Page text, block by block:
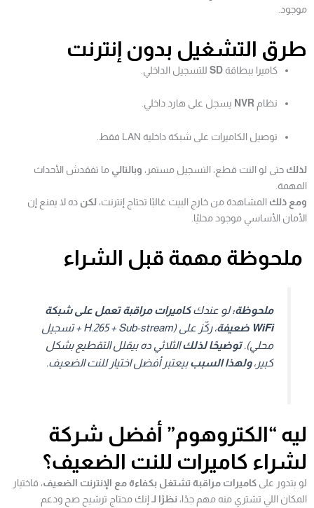
موجود.
طرق التشغيل بدون إنترنت
كاميرا ببطاقةSD للتسجيل الداخلي.
نظام NVR يسجل على هارد داخلي.
توصيل الكاميرات على شبكة داخلية LAN فقط.
لذلك حتى لو النت قطع، التسجيل مستمر، وبالتالي ما تفقدش الأحداث
المهمة.
ومع ذلك المشاهدة من خارج البيت غالبًا تحتاج إنترنت، لكن ده لا يمنع إن
الأمان الأساسي موجود محليًا.
ملحوظة مهمة قبل الشراء
ملحوظة:لو عندككاميرات مراقبة تعمل على شبكة
WiFi ضعيفة
، ركّز على (H.265 + Sub-stream + تسجيل
محلي).توضيحًا لذلكالثلاثي ده بيقلل التقطيع بشكل
كبير،ولهذا السبببيعتبر أفضل اختيار للنت الضعيف.
ليه “الكتروهوم” أفضل شركة
لشراء كاميرات للنت الضعيف؟
لو بتدور على كاميرات مراقبة تشتغل بكفاءة مع الإنترنت الضعيف، فاختيار
المكان اللي تشتري منه مهم جدًا، نظرًا لـ إنك محتاج ترشيح صح ودعم